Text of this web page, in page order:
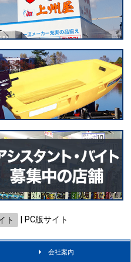
ト PC版サイト
会社案内